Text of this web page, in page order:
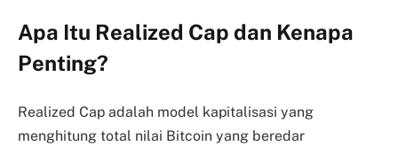
Apa Itu Realized Cap dan Kenapa
Penting?
Realized Cap adalah model kapitalisasi yang
menghitung total nilai Bitcoin yang beredar